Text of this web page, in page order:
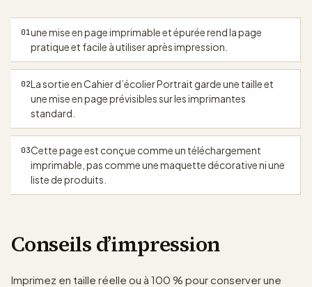
01une mise en page imprimable et épurée rend la page
pratique et facile à utiliser après impression.
02La sortie en Cahier d’écolier Portrait garde une taille et
une mise en page prévisibles sur les imprimantes
standard.
03Cette page est conçue comme un téléchargement
imprimable, pas comme une maquette décorative ni une
liste de produits.
Conseils d’impression
Imprimez en taille réelle ou à 100 % pour conserver une